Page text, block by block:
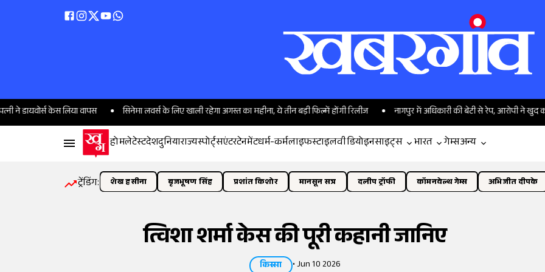
केस लिया वापस सिनेमा लवर्स के लिए खाली रहेगा अगस्त का महीना, ये तीन बड़ी फिल्में होंगी रिलीज नागपुर में अधिकारी की बेटी से रेप, आरोपी ने खुद को
होमलेटेस्टदेशदुनियाराज्यस्पोर्ट्सएंटरटेनमेंटधर्म-कर्मलाइफस्टाइलवीडियोइनसाइट्स भारत गेम्सअन्य
ट्रेंडिंग: शेख हसीना बृजभूषण सिंह प्रशांत किशोर मानसून सत्र दलीप ट्रॉफी कॉमनवेल्थ गेम्स अभिजीत दीपके
त्विशा शर्मा केस की पूरी कहानी जानिए
किस्सा •Jun 10 2026